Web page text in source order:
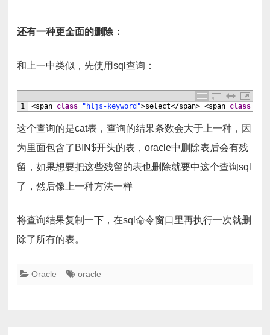
还有一种更全面的删除：
和上一中类似，先使用sql查询：
1 <span class="hljs-keyword">select</span> <span class=
这个查询的是cat表，查询的结果条数会大于上一种，因
为里面包含了BIN$开头的表，oracle中删除表后会有残
留，如果想要把这些残留的表也删除就要中这个查询sql
了，然后像上一种方法一样
将查询结果复制一下，在sql命令窗口里再执行一次就删
除了所有的表。
Oracle oracle